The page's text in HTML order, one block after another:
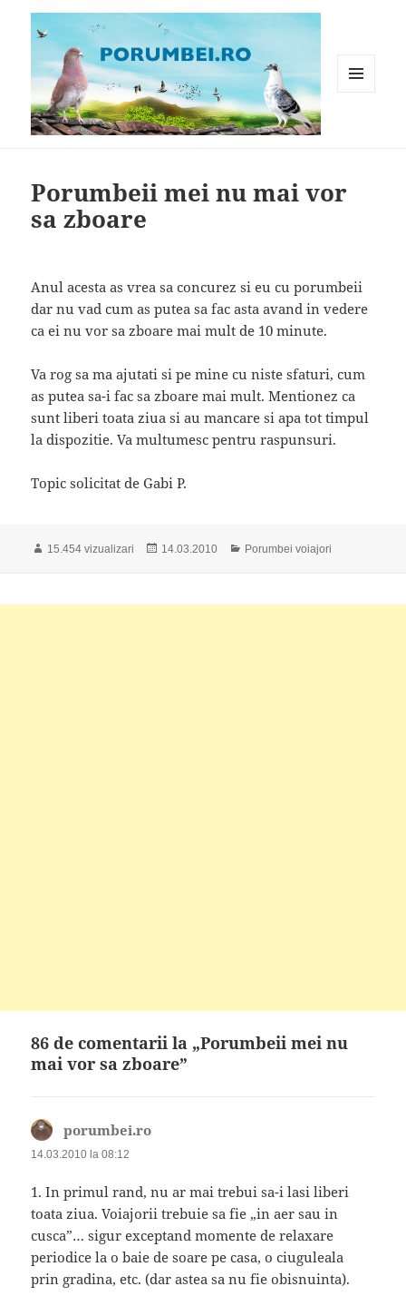
Porumbeii mei nu mai vor
sa zboare
Anul acesta as vrea sa concurez si eu cu porumbeii
dar nu vad cum as putea sa fac asta avand in vedere
ca ei nu vor sa zboare mai mult de 10 minute.
Va rog sa ma ajutati si pe mine cu niste sfaturi, cum
as putea sa-i fac sa zboare mai mult. Mentionez ca
sunt liberi toata ziua si au mancare si apa tot timpul
la dispozitie. Va multumesc pentru raspunsuri.
Topic solicitat de Gabi P.
15.454 vizualizari
Publicat
14.03.2010 Categorii
Porumbei voiajori
86 de comentarii la „Porumbeii mei nu
mai vor sa zboare”
porumbei.ro
14.03.2010 la 08:12
1. In primul rand, nu ar mai trebui sa-i lasi liberi
toata ziua. Voiajorii trebuie sa fie „in aer sau in
cusca”… sigur exceptand momente de relaxare
periodice la o baie de soare pe casa, o ciuguleala
prin gradina, etc. (dar astea sa nu fie obisnuinta).